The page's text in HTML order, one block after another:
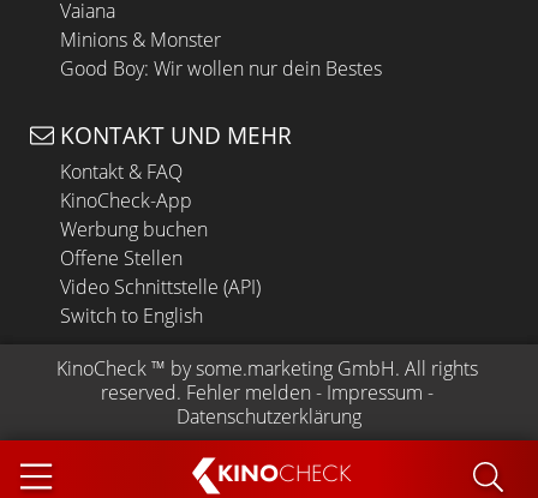
KINOCHECK
Vaiana
Minions & Monster
Good Boy: Wir wollen nur dein Bestes
KONTAKT UND MEHR
Kontakt & FAQ
KinoCheck-App
Werbung buchen
Offene Stellen
Video Schnittstelle (API)
Switch to English
KinoCheck ™ by some.marketing GmbH. All rights
reserved. Fehler melden - Impressum -
Datenschutzerklärung